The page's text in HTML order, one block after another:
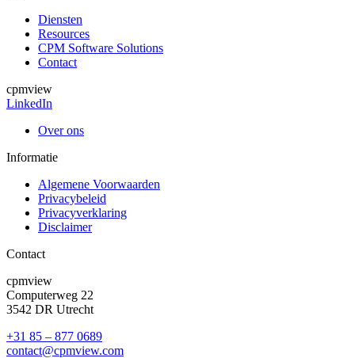
Diensten
Resources
CPM Software Solutions
Contact
cpmview
LinkedIn
Over ons
Informatie
Algemene Voorwaarden
Privacybeleid
Privacyverklaring
Disclaimer
Contact
cpmview
Computerweg 22
3542 DR Utrecht
+31 85 – 877 0689
contact@cpmview.com